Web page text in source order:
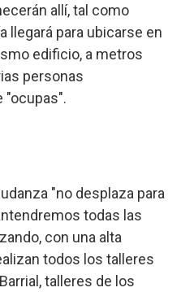
allí, tal como
llegará para ubicarse en
edificio, a metros
personas
"ocupas".
"no desplaza para
todas las
con una alta
todos los talleres
talleres de los